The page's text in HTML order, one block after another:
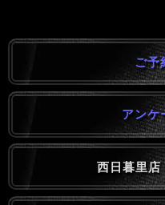
ご予
アンケ
西日暮里店